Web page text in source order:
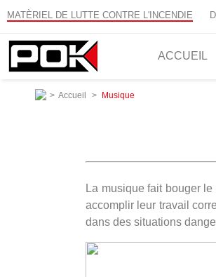
MATÈRIEL DE LUTTE CONTRE L'INCENDIE
ACCUEIL
> Accueil > Musique
La musique fait bouger
accomplir leur travail
dans des situations